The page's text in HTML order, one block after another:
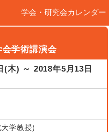
学会・研究会カレンダー
学術講演会
(木) ～ 2018年5月13日
学教授)